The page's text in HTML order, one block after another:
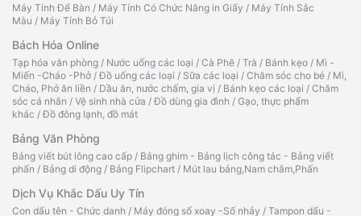
Máy Tính Để Bàn / Máy Tính Có Chức Năng in Giấy / Máy Tính Sắc
Màu / Máy Tính Bỏ Túi
Bách Hóa Online
Tạp hóa văn phòng / Nước uống các loại / Cà Phê / Trà / Bánh kẹo / Mì -
Miến -Cháo -Phở /Đồ uống các loại / Sữa các loại / Chăm sóc cho bé / Mì,
Cháo, Phở ăn liền / Dầu ăn, nước chấm, gia vị / Bánh kẹo các loại / Chăm
sóc cá nhân / Vệ sinh nhà cửa /Đồ dùng gia đình / Gạo, thực phẩm
khác /Đồ đông lạnh, đồ mát
Bảng Văn Phòng
Bảng viết bút lông cao cấp / Bảng ghim - Bảng lịch công tác - Bảng viết
phấn / Bảng di động / Bảng Flipchart / Mút lau bảng,Nam châm,Phấn
Dịch Vụ Khắc Dấu Uy Tín
Con dấu tên - Chức danh / Máy đóng số xoay -Số nhảy / Tampon dấu -